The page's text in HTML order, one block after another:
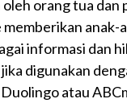
orang tua dan
anak-
informasi dan
digunakan
atau